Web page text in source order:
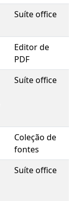
Suíte office
Editor de
PDF
Suíte office
Coleção de
fontes
Suíte office